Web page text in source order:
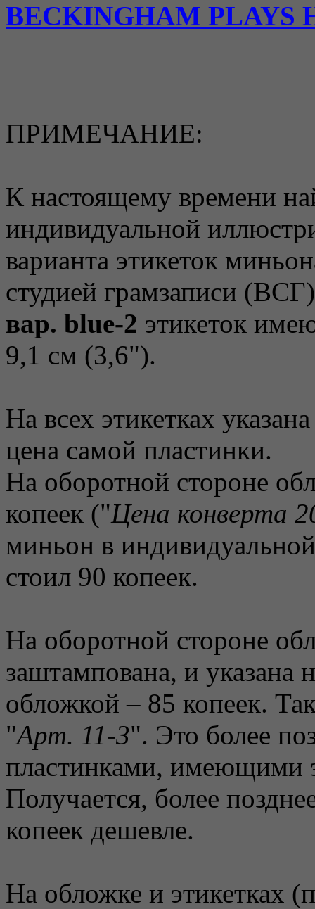
BECKINGHAM PLAYS
ПРИМЕЧАНИЕ:
К настоящему времени
индивидуальной
варианта этикеток
студией грамзаписи
вар. blue-2 этикеток
9,1 см (3,6").
На всех этикетках
цена самой пластинки.
На оборотной стороне
копеек ("Цена конверта
миньон в
стоил 90 копеек.
На оборотной стороне
заштампована, и указана
обложкой – 85 копеек.
"Арт. 11-3". Это более
пластинками, имеющими
Получается, более
копеек дешевле.
На обложке и этикетках